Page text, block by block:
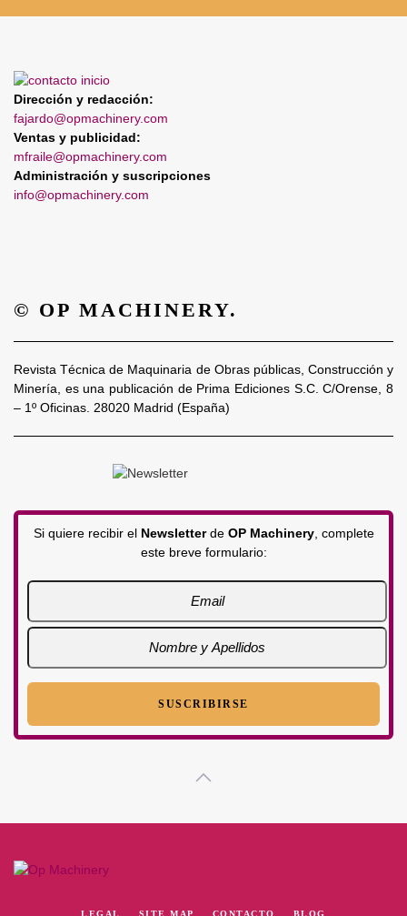
Dirección y redacción:
fajardo@opmachinery.com
Ventas y publicidad:
mfraile@opmachinery.com
Administración y suscripciones
info@opmachinery.com
© OP MACHINERY.
Revista Técnica de Maquinaria de Obras públicas, Construcción y
Minería, es una publicación de Prima Ediciones S.C. C/Orense, 8
– 1º Oficinas. 28020 Madrid (España)
Si quiere recibir el Newsletterde OP Machinery, complete
este breve formulario:
LEGAL SITE MAP CONTACTO BLOG